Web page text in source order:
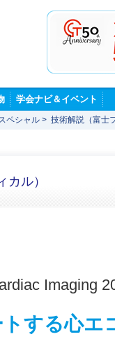
学会ナビ＆イベント
ペシャル > 技術解説（富士
ル）
Imaging
する心エ